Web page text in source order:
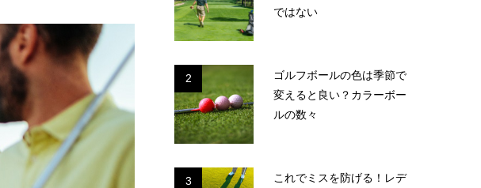
ではない
2
ゴルフボールの色は季節で
変えると良い？カラーボー
ルの数々
3
これでミスを防げる！レデ